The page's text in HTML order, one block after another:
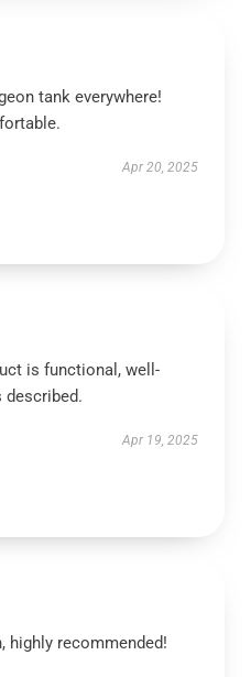
tank everywhere!
Apr 20, 2025
is functional, well-
described.
Apr 19, 2025
highly recommended!